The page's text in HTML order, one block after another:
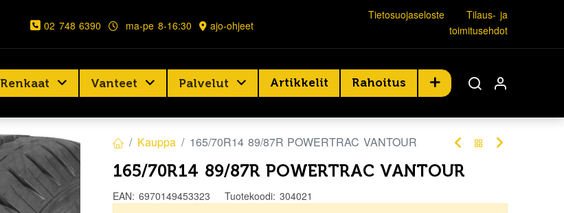
02 748 6390 ma-pe 8-16:30 ajo-ohjeet
Tietosuojaseloste
Tilaus- ja
toimitusehdot
Renkaat Vanteet Palvelut Artikkelit Rahoitus
Kauppa 165/70R14 89/87R POWERTRAC VANTOUR
165/70R14 89/87R POWERTRAC VANTOUR
EAN: 6970149453323 Tuotekoodi: 304021